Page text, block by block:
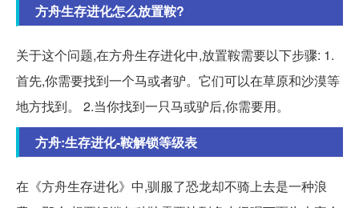
方舟生存进化怎么放置鞍?
关于这个问题,在方舟生存进化中,放置鞍需要以下步骤: 1.
首先,你需要找到一个马或者驴。它们可以在草原和沙漠等
地方找到。 2.当你找到一只马或驴后,你需要用。
方舟:生存进化-鞍解锁等级表
在《方舟生存进化》中,驯服了恐龙却不骑上去是一种浪